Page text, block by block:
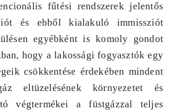
fűtési rendszerek jelentős
és ebből kialakuló immissziót
egyébként is komoly gondot
hogy a lakossági fogyasztók egy
csökkentése érdekében mindent
eltüzelésének környezetet és
végtermékei a füstgázzal teljes